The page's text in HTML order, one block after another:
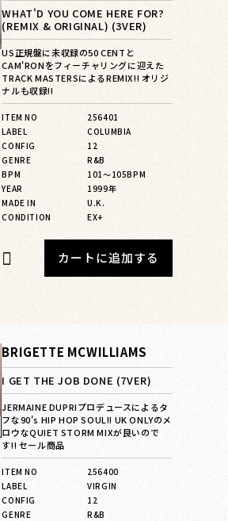
WHAT'D YOU COME HERE FOR?
(REMIX & ORIGINAL) (3VER)
US正規盤に未収録の50 CENTと
CAM'RONをフィーチャリングに迎えた
TRACK MASTERSによるREMIX!! オリジ
ナルも収録!!
ITEM NO
256401
LABEL
COLUMBIA
CONFIG
12
GENRE
R&B
BPM
101〜105BPM
YEAR
1999年
MADE IN
U.K.
CONDITION
EX+
カートに追加する
BRIGETTE MCWILLIAMS
I GET THE JOB DONE (7VER)
JERMAINE DUPRIプロデュースによるタ
フな90's HIP HOP SOUL!! UK ONLYのメ
ロウなQUIET STORM MIXが良いので
す!! セール商品
ITEM NO
256400
LABEL
VIRGIN
CONFIG
12
GENRE
R&B